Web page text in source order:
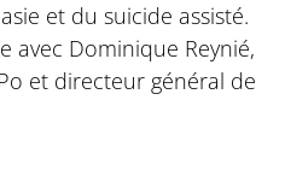
et du suicide assisté.
avec Dominique Reynié,
et directeur général de